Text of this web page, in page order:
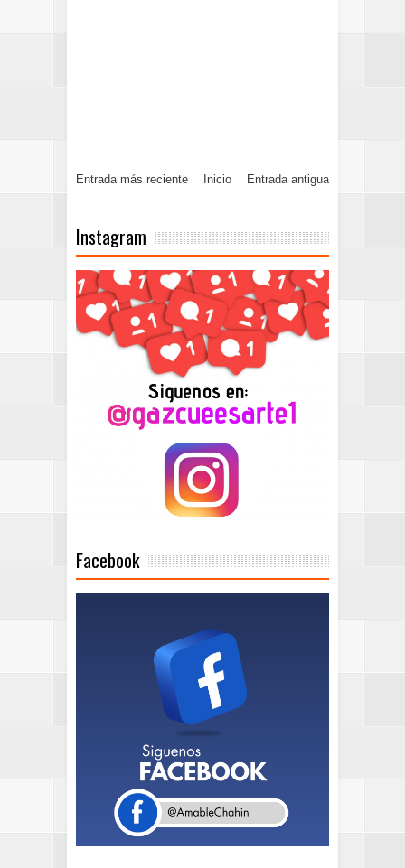
Entrada más reciente Entrada antigua
Inicio
Instagram
Facebook